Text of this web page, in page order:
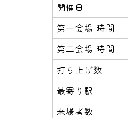
開催日
第一会場 時間
第二会場 時間
打ち上げ数
最寄り駅
来場者数